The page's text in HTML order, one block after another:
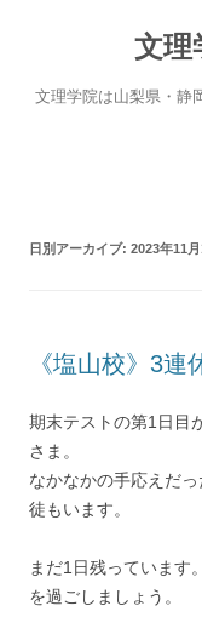
文理
文理学院は山梨県・静
日別アーカイブ: 2023年11月
《塩山校》3連
期末テストの第1日目
さま。
なかなかの手応えだ
徒もいます。
まだ1日残っています
を過ごしましょう。